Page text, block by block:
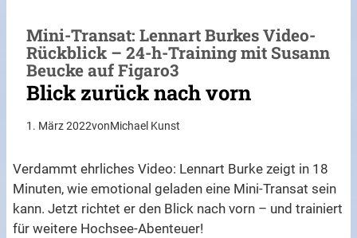
Mini-Transat: Lennart Burkes Video-
Rückblick – 24-h-Training mit Susann
Beucke auf Figaro3
Blick zurück nach vorn
1. März 2022vonMichael Kunst
Verdammt ehrliches Video: Lennart Burke zeigt in 18
Minuten, wie emotional geladen eine Mini-Transat sein
kann. Jetzt richtet er den Blick nach vorn – und trainiert
für weitere Hochsee-Abenteuer!